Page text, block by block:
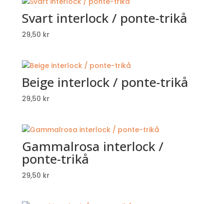
Svart interlock / ponte-trikå
29,50 kr
Beige interlock / ponte-trikå
29,50 kr
Gammalrosa interlock /
ponte-trikå
29,50 kr